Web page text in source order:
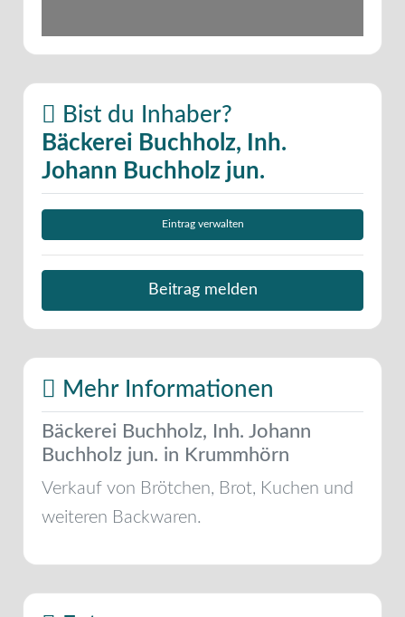
Bist du Inhaber?
Bäckerei Buchholz, Inh.
Johann Buchholz jun.
Eintrag verwalten
Beitrag melden
Mehr Informationen
Bäckerei Buchholz, Inh. Johann
Buchholz jun. in Krummhörn
Verkauf von Brötchen, Brot, Kuchen und
weiteren Backwaren.